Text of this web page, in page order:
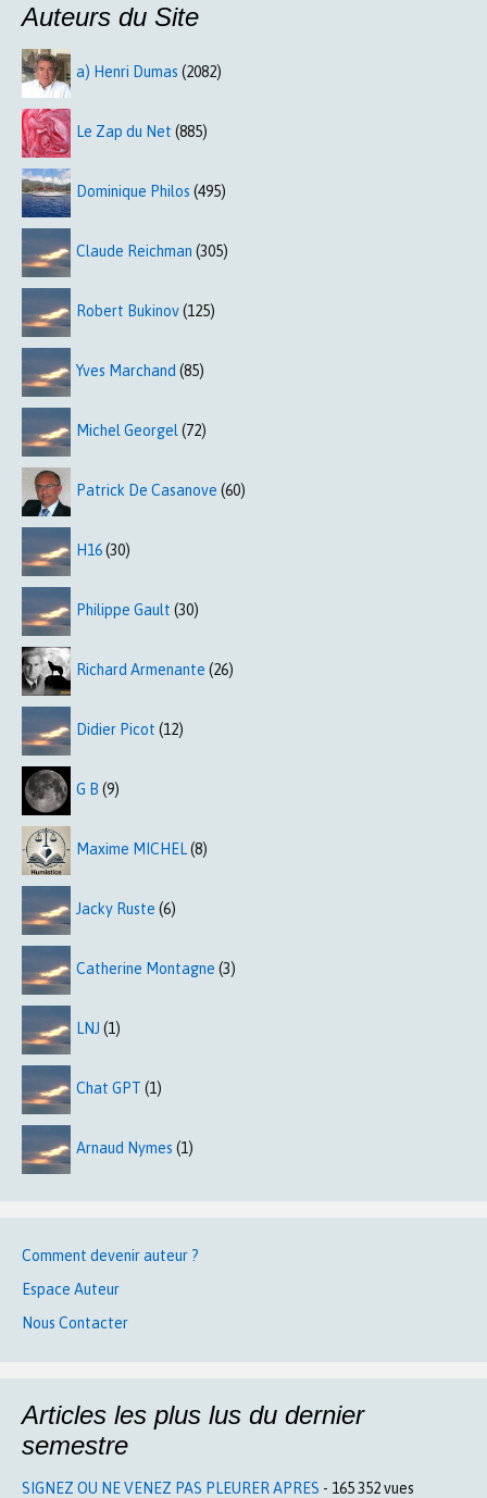
Auteurs du Site
a) Henri Dumas (2082)
Le Zap du Net (885)
Dominique Philos (495)
Claude Reichman (305)
Robert Bukinov(125)
Yves Marchand (85)
Michel Georgel (72)
Patrick De Casanove (60)
H16(30)
Philippe Gault (30)
Richard Armenante (26)
Didier Picot (12)
G B (9)
Maxime MICHEL(8)
Jacky Ruste (6)
Catherine Montagne (3)
LNJ (1)
Chat GPT (1)
Arnaud Nymes (1)
Comment devenir auteur ?
Espace Auteur
Nous Contacter
Articles les plus lus du dernier
semestre
SIGNEZ OU NE VENEZ PAS PLEURER APRES - 165 352 vues